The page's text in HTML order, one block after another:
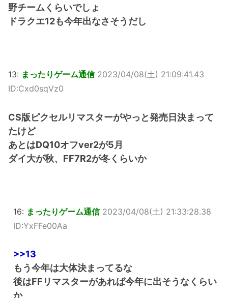
野チームくらいでしょ
ドラクエ12も今年出なさそうだし
13: まったりゲーム通信 2023/04/08(土) 21:09:41.43
ID:Cxd0sqVz0
CS版ピクセルリマスターがやっと発売日決まって
たけど
あとはDQ10オフver2が5月
ダイ大が秋、FF7R2が冬くらいか
16: まったりゲーム通信 2023/04/08(土) 21:33:28.38
ID:YxFFe00Aa
>>13
もう今年は大体決まってるな
後はFFリマスターがあれば今年に出そうなくらい
か